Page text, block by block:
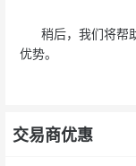
稍后，我们将帮
优势。
交易商优惠